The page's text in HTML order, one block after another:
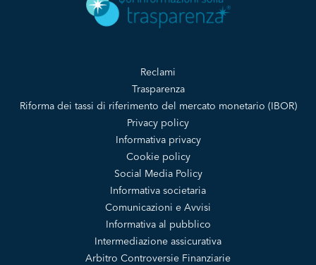
Reclami
Trasparenza
Riforma dei tassi di riferimento del mercato monetario (IBOR)
Privacy policy
Informativa privacy
Cookie policy
Social Media Policy
Informativa societaria
Comunicazioni e Avvisi
Informativa al pubblico
Intermediazione assicurativa
Arbitro Controversie Finanziarie